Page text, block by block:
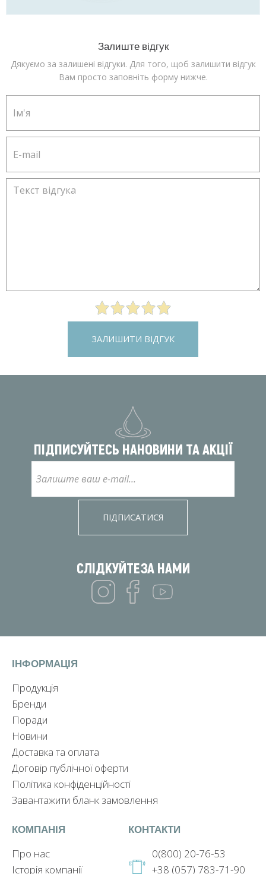
Залиште відгук
Дякуємо за залишені відгуки. Для того, щоб залишити відгук
Вам просто заповніть форму нижче.
ЗАЛИШИТИ ВІДГУК
ПІДПИСУЙТЕСЬ НАНОВИНИ ТА АКЦІЇ
ПІДПИСАТИСЯ
СЛІДКУЙТЕЗА НАМИ
ІНФОРМАЦІЯ
Продукція
Бренди
Поради
Новини
Доставка та оплата
Договір публічної оферти
Політика конфіденційності
Завантажити бланк замовлення
КОМПАНІЯ
Про нас
Історія компанії
КОНТАКТИ
0(800) 20-76-53
+38 (057) 783-71-90